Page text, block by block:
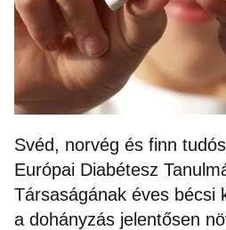
Svéd, norvég és finn
Európai Diabétesz
Társaságának éves bécsi
a dohányzás jelentősen